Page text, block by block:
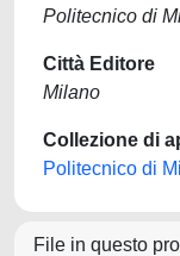
Politecnico di
Città Editore
Milano
Collezione di
Politecnico di
File in questo